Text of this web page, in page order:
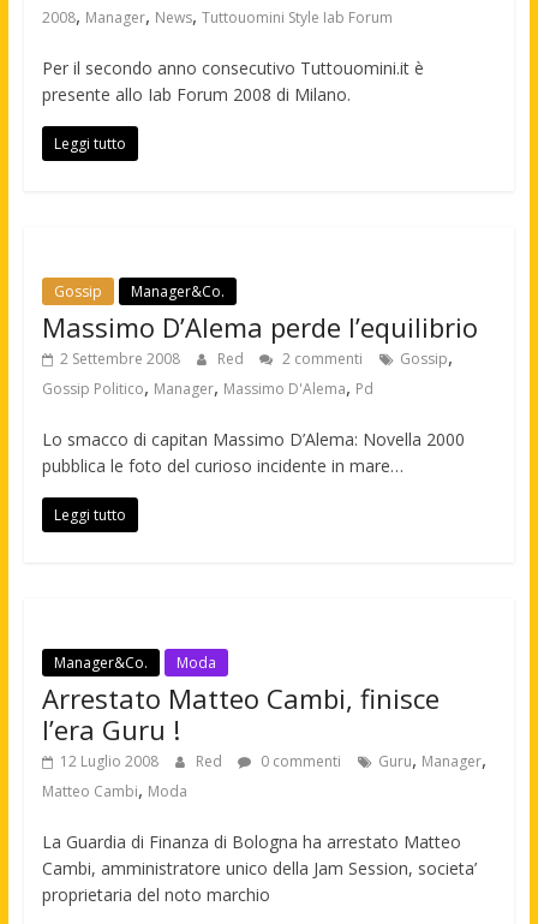
2008, Manager, News, Tuttouomini Style Iab Forum
Per il secondo anno consecutivo Tuttouomini.it è
presente allo Iab Forum 2008 di Milano.
Leggi tutto
Gossip Manager&Co.
Massimo D’Alema perde l’equilibrio
2 Settembre 2008 Red 2 commenti Gossip,
Gossip Politico, Manager, Massimo D'Alema, Pd
Lo smacco di capitan Massimo D’Alema: Novella 2000
pubblica le foto del curioso incidente in mare…
Leggi tutto
Manager&Co. Moda
Arrestato Matteo Cambi, finisce
l’era Guru !
12 Luglio 2008 Red 0 commenti Guru, Manager,
Matteo Cambi, Moda
La Guardia di Finanza di Bologna ha arrestato Matteo
Cambi, amministratore unico della Jam Session, societa’
proprietaria del noto marchio